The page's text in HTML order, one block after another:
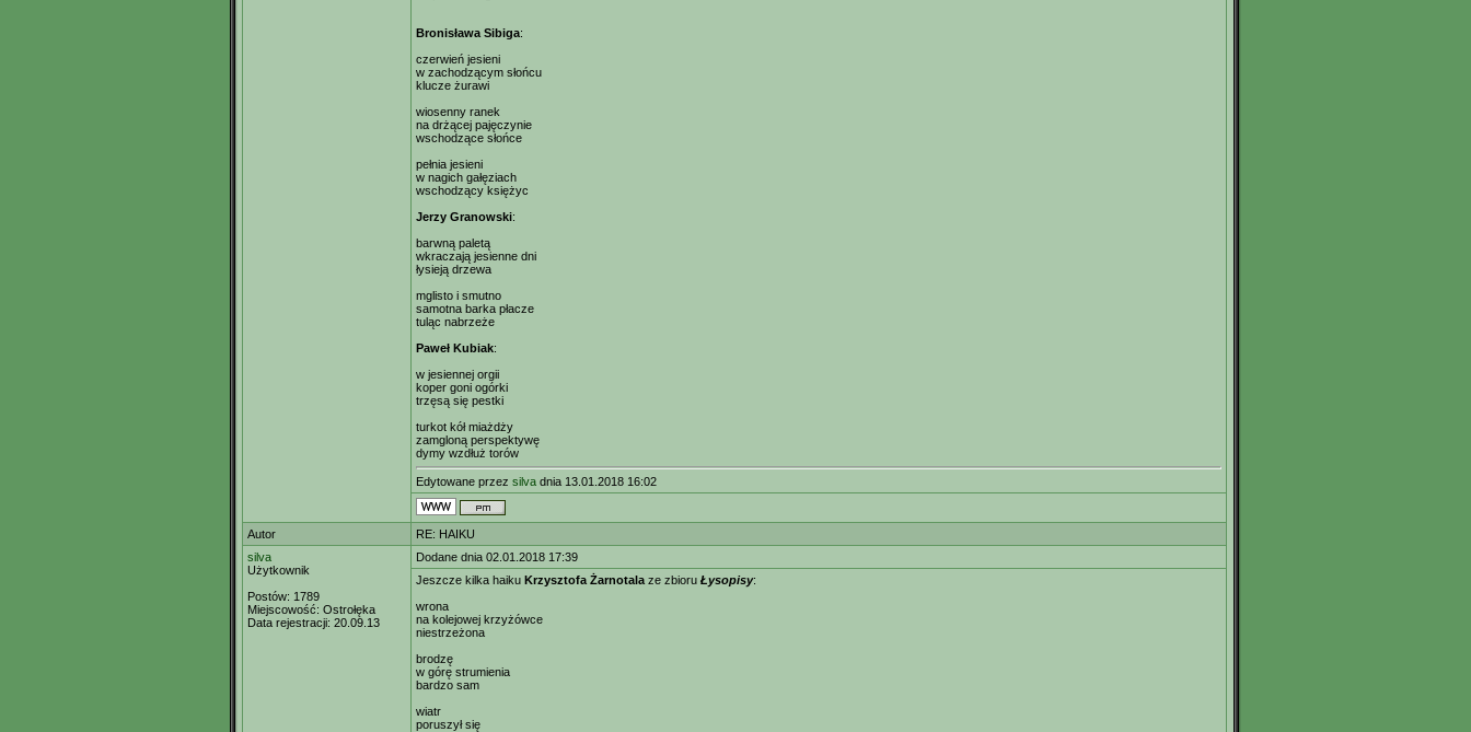
Bronisława Sibiga:
czerwień jesieni
w zachodzącym słońcu
klucze żurawi
wiosenny ranek
na drżącej pajęczynie
wschodzące słońce
pełnia jesieni
w nagich gałęziach
wschodzący księżyc
Jerzy Granowski:
barwną paletą
wkraczają jesienne dni
łysieją drzewa
mglisto i smutno
samotna barka płacze
tuląc nabrzeże
Paweł Kubiak:
w jesiennej orgii
koper goni ogórki
trzęsą się pestki
turkot kół miażdży
zamgloną perspektywę
dymy wzdłuż torów
Edytowane przez silva dnia 13.01.2018 16:02
Autor
RE: HAIKU
silva
Użytkownik
Postów: 1789
Miejscowość: Ostrołęka
Data rejestracji: 20.09.13
Dodane dnia 02.01.2018 17:39
Jeszcze kilka haiku Krzysztofa Żarnotala ze zbioru Łysopisy:
wrona
na kolejowej krzyżówce
niestrzeżona
brodzę
w górę strumienia
bardzo sam
wiatr
poruszył się